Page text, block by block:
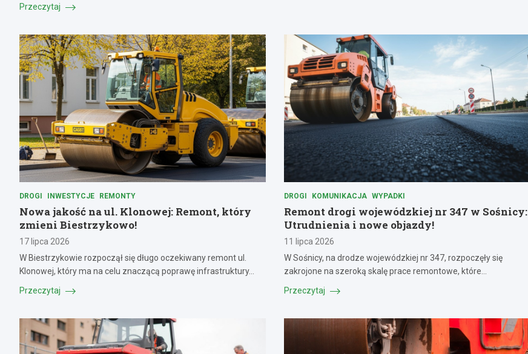
Przeczytaj
DROGI INWESTYCJE REMONTY
Nowa jakość na ul. Klonowej: Remont, który
zmieni Biestrzykowo!
17 lipca 2026
W Biestrzykowie rozpoczął się długo oczekiwany remont ul.
Klonowej, który ma na celu znaczącą poprawę infrastruktury…
Przeczytaj
DROGI KOMUNIKACJA WYPADKI
Remont drogi wojewódzkiej nr 347 w Sośnicy:
Utrudnienia i nowe objazdy!
11 lipca 2026
W Sośnicy, na drodze wojewódzkiej nr 347, rozpoczęły się
zakrojone na szeroką skalę prace remontowe, które…
Przeczytaj